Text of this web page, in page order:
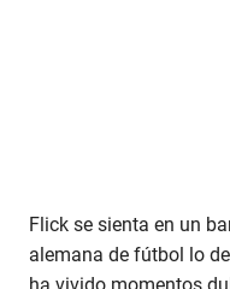
Flick se sienta en un
alemana de fútbol lo